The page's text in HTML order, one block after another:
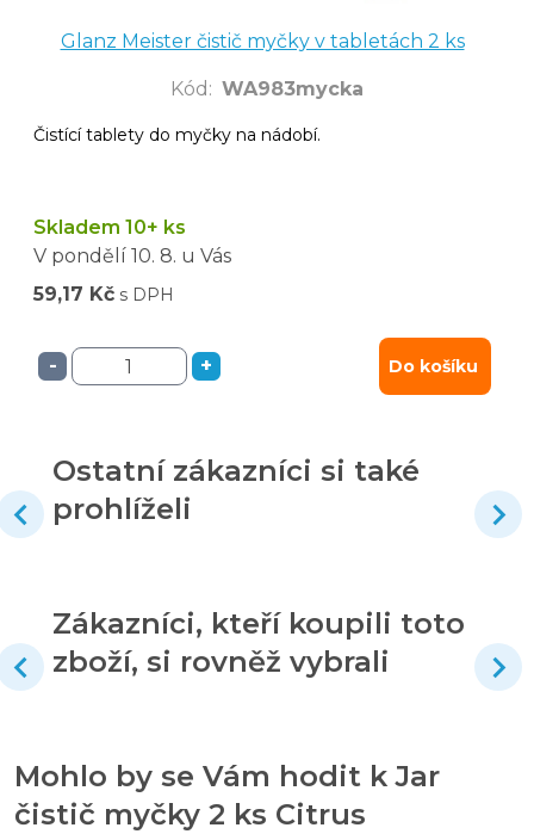
Glanz Meister čistič myčky v tabletách 2 ks
Kód : WA983mycka
Čistící tablety do myčky na nádobí.
Skladem 10+ ks
V pondělí 10. 8. u Vás
59,17 Kč s DPH
- + Do košíku
Ostatní zákazníci si také
prohlíželi
Zákazníci, kteří koupili toto
zboží, si rovněž vybrali
Mohlo by se Vám hodit k Jar
čistič myčky 2 ks Citrus